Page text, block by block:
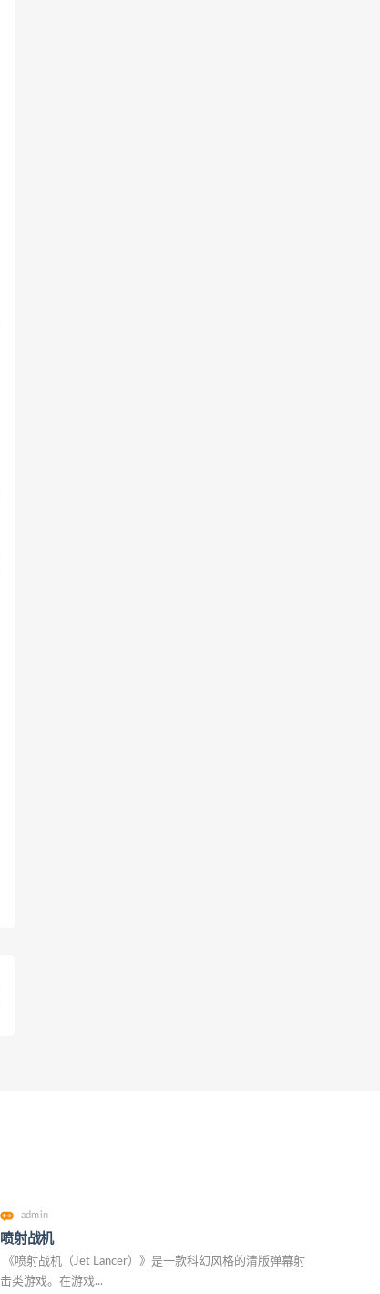
admin
喷射战机
《喷射战机（Jet Lancer）》是一款科幻风格的清版弹幕射
击类游戏。在游戏...